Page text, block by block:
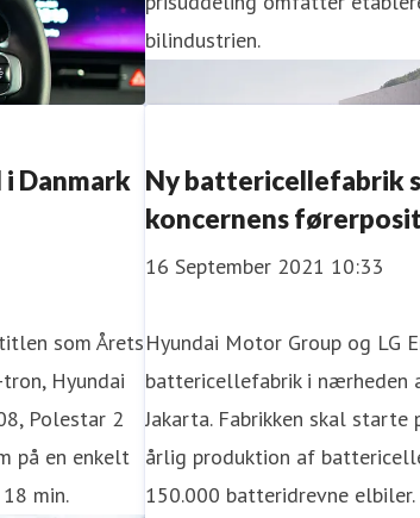
bilindustrien.
Danmark
som Årets
Hyundai
Polestar 2
på en enkelt
min.
Ny battericellefabrik
koncernens
16 September 2021 10:33
Hyundai Motor Group og LG
battericellefabrik i nærheden
Jakarta. Fabrikken skal
årlig produktion af
150.000 batteridrevne